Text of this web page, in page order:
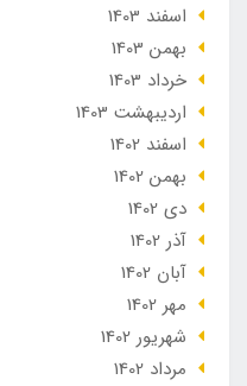
اسفند 1403
بهمن 1403
خرداد 1403
ارديبهشت 1403
اسفند 1402
بهمن 1402
دی 1402
آذر 1402
آبان 1402
مهر 1402
شهریور 1402
مرداد 1402